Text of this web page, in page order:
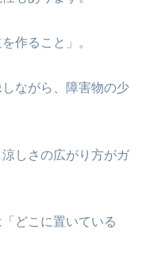
作ること」。
ながら、障害物の少
しさの広がり方がガ
どこに置いている